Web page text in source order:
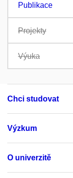
Publikace
Projekty
Výuka
Chci studovat
Výzkum
O univerzitě